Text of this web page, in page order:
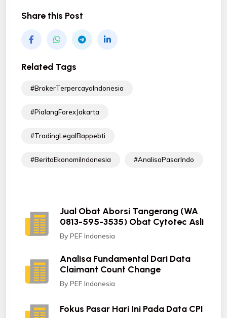
Share this Post
Related Tags
#BrokerTerpercayaIndonesia
#PialangForexJakarta
#TradingLegalBappebti
#BeritaEkonomiIndonesia #AnalisaPasarIndo
Jual Obat Aborsi Tangerang (WA
0813-595-3535) Obat Cytotec Asli
By PEF Indonesia
Analisa Fundamental Dari Data
Claimant Count Change
By PEF Indonesia
Fokus Pasar Hari Ini Pada Data CPI